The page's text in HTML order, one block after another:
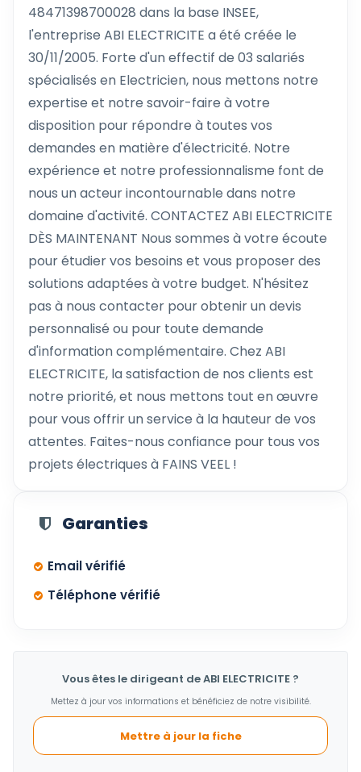
48471398700028 dans la base INSEE,
l'entreprise ABI ELECTRICITE a été créée le
30/11/2005. Forte d'un effectif de 03 salariés
spécialisés en Electricien, nous mettons notre
expertise et notre savoir-faire à votre
disposition pour répondre à toutes vos
demandes en matière d'électricité. Notre
expérience et notre professionnalisme font de
nous un acteur incontournable dans notre
domaine d'activité. CONTACTEZ ABI ELECTRICITE
DÈS MAINTENANT Nous sommes à votre écoute
pour étudier vos besoins et vous proposer des
solutions adaptées à votre budget. N'hésitez
pas à nous contacter pour obtenir un devis
personnalisé ou pour toute demande
d'information complémentaire. Chez ABI
ELECTRICITE, la satisfaction de nos clients est
notre priorité, et nous mettons tout en œuvre
pour vous offrir un service à la hauteur de vos
attentes. Faites-nous confiance pour tous vos
projets électriques à FAINS VEEL !
Garanties
Email vérifié
Téléphone vérifié
Vous êtes le dirigeant de ABI ELECTRICITE ?
Mettez à jour vos informations et bénéficiez de notre visibilité.
Mettre à jour la fiche